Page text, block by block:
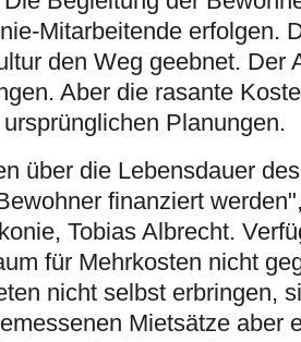
Mitarbeitende erfolgen.
den Weg geebnet. Der
Aber die rasante
Planungen.
über die Lebensdauer
finanziert
Tobias Albrecht.
für Mehrkosten nicht
nicht selbst erbringen,
Mietsätze aber